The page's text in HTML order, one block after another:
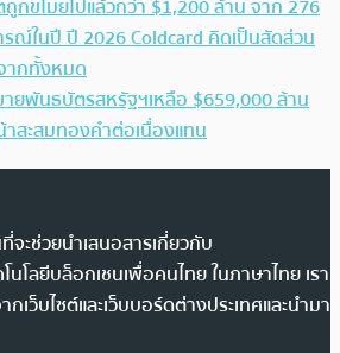
กขโมยไปแล้วกว่า $1,200 ล้าน จาก 276
รณ์ในปี ปี 2026 Coldcard คิดเป็นสัดส่วน
ากทั้งหมด
ายพันธบัตรสหรัฐฯเหลือ $659,000 ล้าน
าสะสมทองคำต่อเนื่องแทน
ะช่วยนำเสนอสารเกี่ยวกับ
นโลยีบล็อกเชนเพื่อคนไทย ในภาษาไทย เรา
ว็บไซต์และเว็บบอร์ดต่างประเทศและนำมา